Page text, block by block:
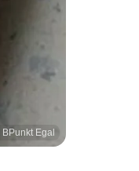
BPunkt Egal